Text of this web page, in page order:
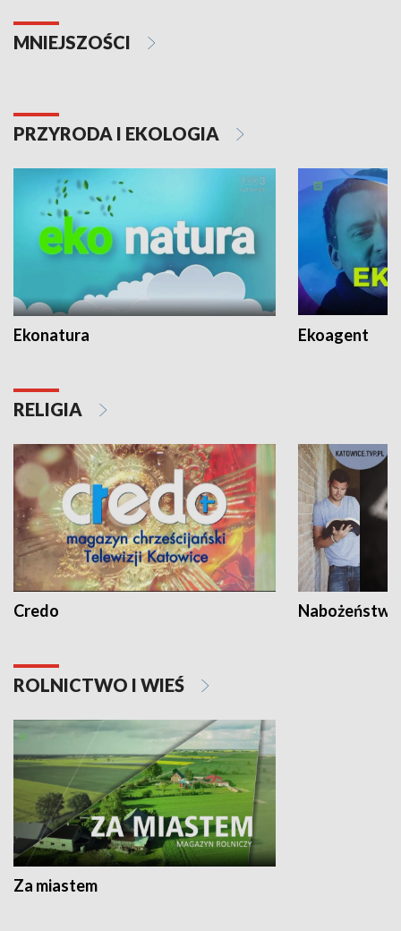
MNIEJSZOŚCI
PRZYRODA I EKOLOGIA
Ekonatura Ekoagent
RELIGIA
Credo
ROLNICTWO I WIEŚ
Za miastem